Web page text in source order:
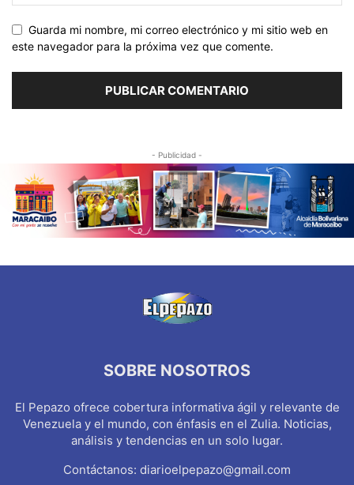
Guarda mi nombre, mi correo electrónico y mi sitio web en
este navegador para la próxima vez que comente.
- Publicidad -
SOBRE NOSOTROS
El Pepazo ofrece cobertura informativa ágil y relevante de
Venezuela y el mundo, con énfasis en el Zulia. Noticias,
análisis y tendencias en un solo lugar.
Contáctanos: diarioelpepazo@gmail.com